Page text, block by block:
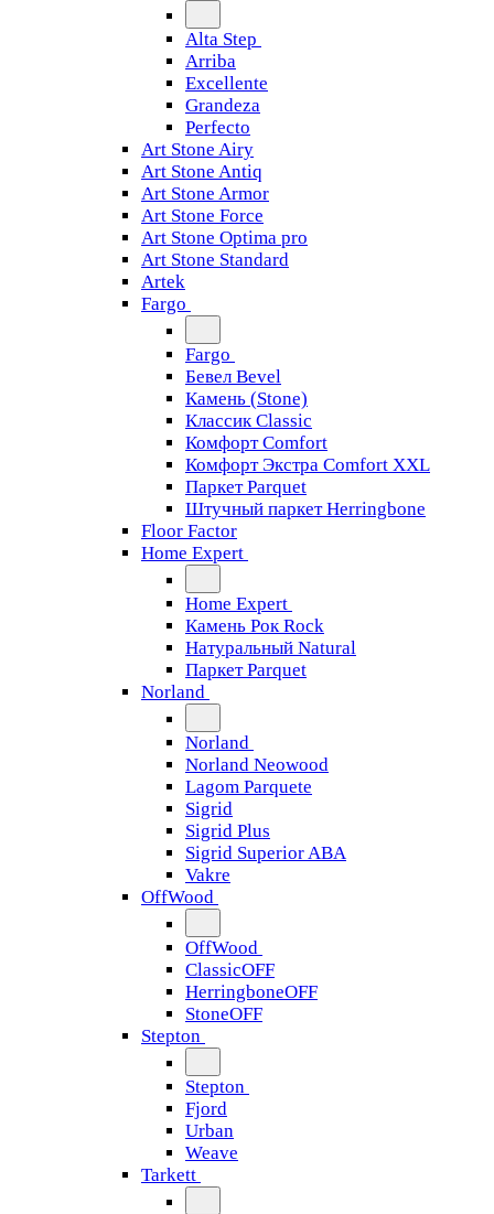
Alta Step
Arriba
Excellente
Grandeza
Perfecto
Art Stone Airy
Art Stone Antiq
Art Stone Armor
Art Stone Force
Art Stone Optima pro
Art Stone Standard
Artek
Fargo
Fargo
Бевел Bevel
Камень (Stone)
Классик Classic
Комфорт Comfort
Комфорт Экстра Comfort XXL
Паркет Parquet
Штучный паркет Herringbone
Floor Factor
Home Expert
Home Expert
Камень Рок Rock
Натуральный Natural
Паркет Parquet
Norland
Norland
Norland Neowood
Lagom Parquete
Sigrid
Sigrid Plus
Sigrid Superior ABA
Vakre
OffWood
OffWood
ClassicOFF
HerringboneOFF
StoneOFF
Stepton
Stepton
Fjord
Urban
Weave
Tarkett